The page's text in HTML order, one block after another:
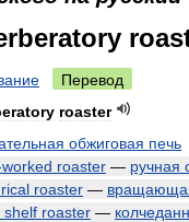
Перевод
roaster
обжиговая печь
worked roaster — ручная
roaster —
shelf roaster —